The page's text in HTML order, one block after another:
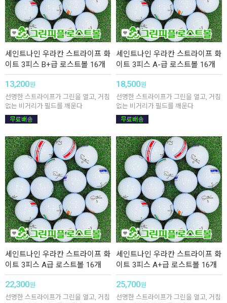
세인트나인 우라칸 스트라이프 화
이트 3피스 B+급 로스트볼 16개
13,200원
선명한 스트라이프가 그린을 열고, 거침
없는 비거리가 필드를 깨운다
세인트나인 우라칸 스트라이프 화
이트 3피스 A-급 로스트볼 16개
18,500원
선명한 스트라이프가 그린을 열고, 거침
없는 비거리가 필드를 깨운다
세인트나인 우라칸 스트라이프 화
이트 3피스 A급 로스트볼 16개
22,300원
선명한 스트라이프가 그린을 열고, 거침
세인트나인 우라칸 스트라이프 화
이트 3피스 A+급 로스트볼 16개
25,700원
선명한 스트라이프가 그린을 열고, 거침